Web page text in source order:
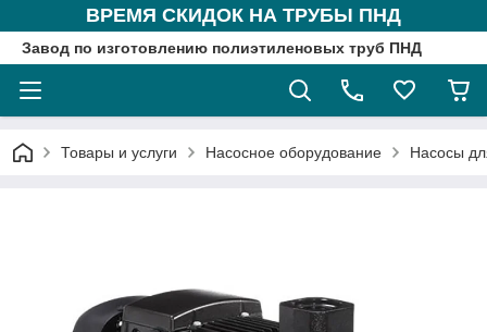
ВРЕМЯ СКИДОК НА ТРУБЫ ПНД
Завод по изготовлению полиэтиленовых труб ПНД
Товары и услуги Насосное оборудование Насосы